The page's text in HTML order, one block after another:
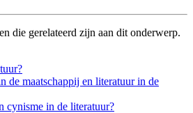
die gerelateerd zijn aan dit onderwerp.
de maatschappij en literatuur in de
cynisme in de literatuur?